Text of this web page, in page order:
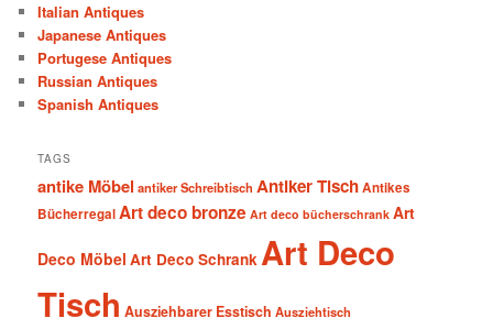
Italian Antiques
Japanese Antiques
Portugese Antiques
Russian Antiques
Spanish Antiques
TAGS
antike Möbel antiker Schreibtisch Antiker TischAntikes
BücherregalArt deco bronze Art deco bücherschrank Art
Deco Möbel Art Deco Schrank Art Deco
Tisch Ausziehbarer Esstisch Ausziehtisch